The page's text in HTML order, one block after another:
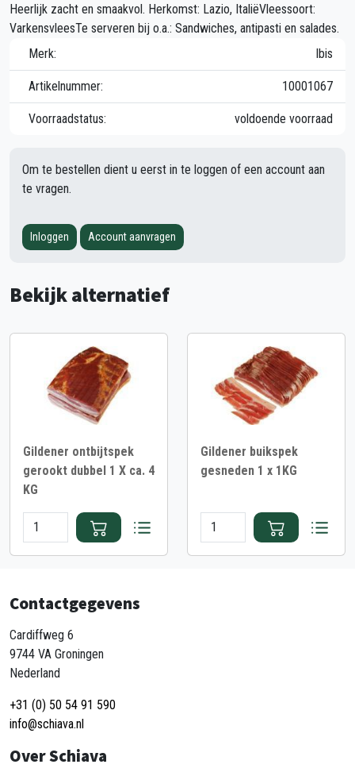
Heerlijk zacht en smaakvol. Herkomst: Lazio, ItaliëVleessoort:
VarkensvleesTe serveren bij o.a.: Sandwiches, antipasti en salades.
Merk:
Ibis
Artikelnummer: 10001067
Voorraadstatus: voldoende voorraad
Om te bestellen dient u eerst in te loggen of een account aan
te vragen.
Inloggen Account aanvragen
Bekijk alternatief
Gildener ontbijtspek
gerookt dubbel 1 X ca. 4
KG
Gildener buikspek
gesneden 1 x 1KG
Contactgegevens
Cardiffweg 6
9744 VA Groningen
Nederland
+31 (0) 50 54 91 590
info@schiava.nl
Over Schiava